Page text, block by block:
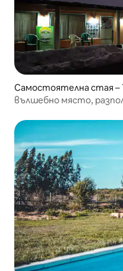
Самостоятелна стая –
вълшебно място,